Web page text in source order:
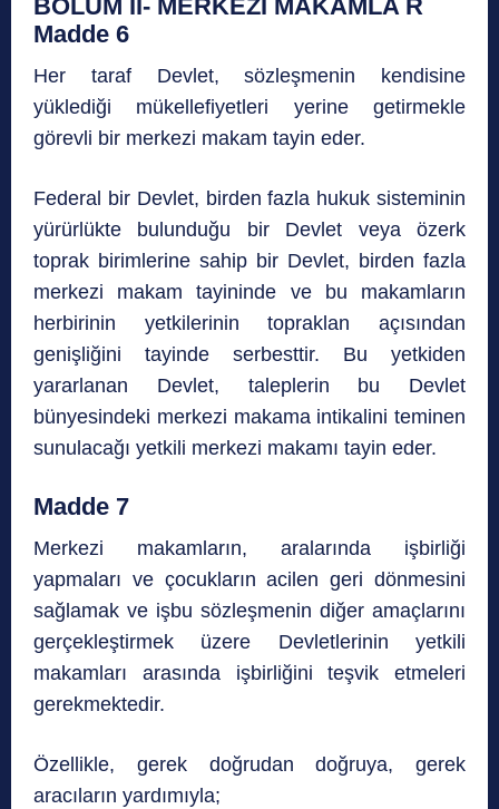
BÖLÜM II- MERKEZİ MAKAMLA R
Madde 6
Her taraf Devlet, sözleşmenin kendisine
yüklediği mükellefiyetleri yerine getirmekle
görevli bir merkezi makam tayin eder.
Federal bir Devlet, birden fazla hukuk sisteminin
yürürlükte bulunduğu bir Devlet veya özerk
toprak birimlerine sahip bir Devlet, birden fazla
merkezi makam tayininde ve bu makamların
herbirinin yetkilerinin topraklan açısından
genişliğini tayinde serbesttir. Bu yetkiden
yararlanan Devlet, taleplerin bu Devlet
bünyesindeki merkezi makama intikalini teminen
sunulacağı yetkili merkezi makamı tayin eder.
Madde 7
Merkezi makamların, aralarında işbirliği
yapmaları ve çocukların acilen geri dönmesini
sağlamak ve işbu sözleşmenin diğer amaçlarını
gerçekleştirmek üzere Devletlerinin yetkili
makamları arasında işbirliğini teşvik etmeleri
gerekmektedir.
Özellikle, gerek doğrudan doğruya, gerek
aracıların yardımıyla;